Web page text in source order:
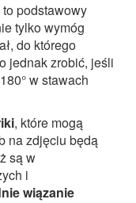
to podstawowy
tylko wymóg
do którego
jednak zrobić, jeśli
w stawach
, które mogą
na zdjęciu będą
są w
i
wiązanie